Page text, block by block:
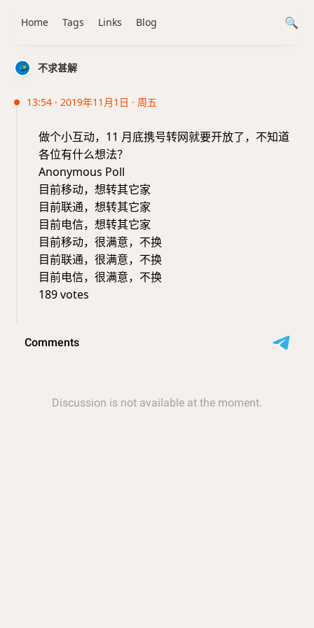
不求甚解
13:54 · 2019年11月1日 · 周五
做个小互动，11 月底携号转网就要开放了，不知道
各位有什么想法？
Anonymous Poll
目前移动，想转其它家
目前联通，想转其它家
目前电信，想转其它家
目前移动，很满意，不换
目前联通，很满意，不换
目前电信，很满意，不换
189 votes
Home Tags Links Blog